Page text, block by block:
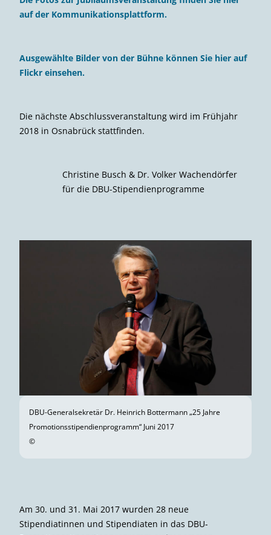
auf der Kommunikationsplattform.
Ausgewählte Bilder von der Bühne können Sie hier auf
Flickr einsehen.
Die nächste Abschlussveranstaltung wird im Frühjahr
2018 in Osnabrück stattfinden.
Christine Busch & Dr. Volker Wachendörfer
für die DBU-Stipendienprogramme
DBU-Generalsekretär Dr. Heinrich Bottermann „25 Jahre
Promotionsstipendienprogramm“ Juni 2017
©
Am 30. und 31. Mai 2017 wurden 28 neue
Stipendiatinnen und Stipendiaten in das DBU-